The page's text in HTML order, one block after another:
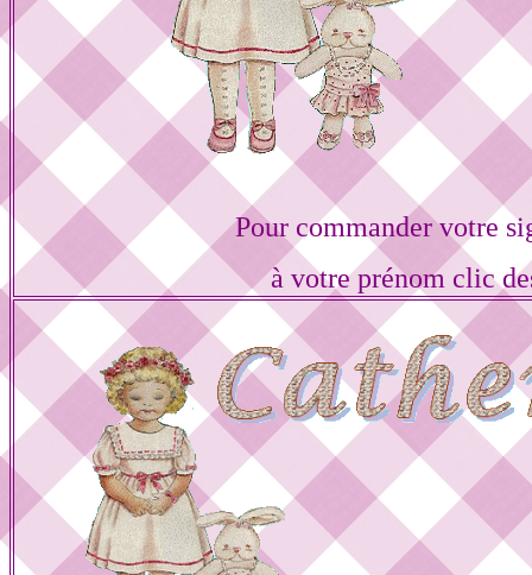
Pour commander votre
à votre prénom clic